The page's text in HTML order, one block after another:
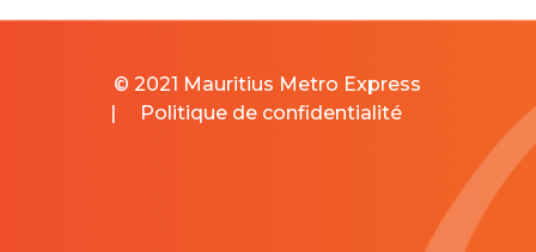
© 2021 Mauritius Metro Express
Politique de confidentialité